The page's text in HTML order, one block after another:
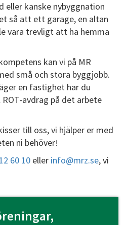
eller kanske nybyggnation
så att ett garage, en altan
vara trevligt att ha hemma
kan vi på MR
små och stora byggjobb.
en fastighet har du
avdrag på det arbete
till oss, vi hjälper er med
ni behöver!
60 10 eller info@mrz.se, vi